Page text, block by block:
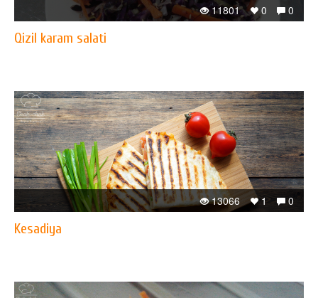
0
0
11801
Qizil karam salati
0
1
13066
Kesadiya